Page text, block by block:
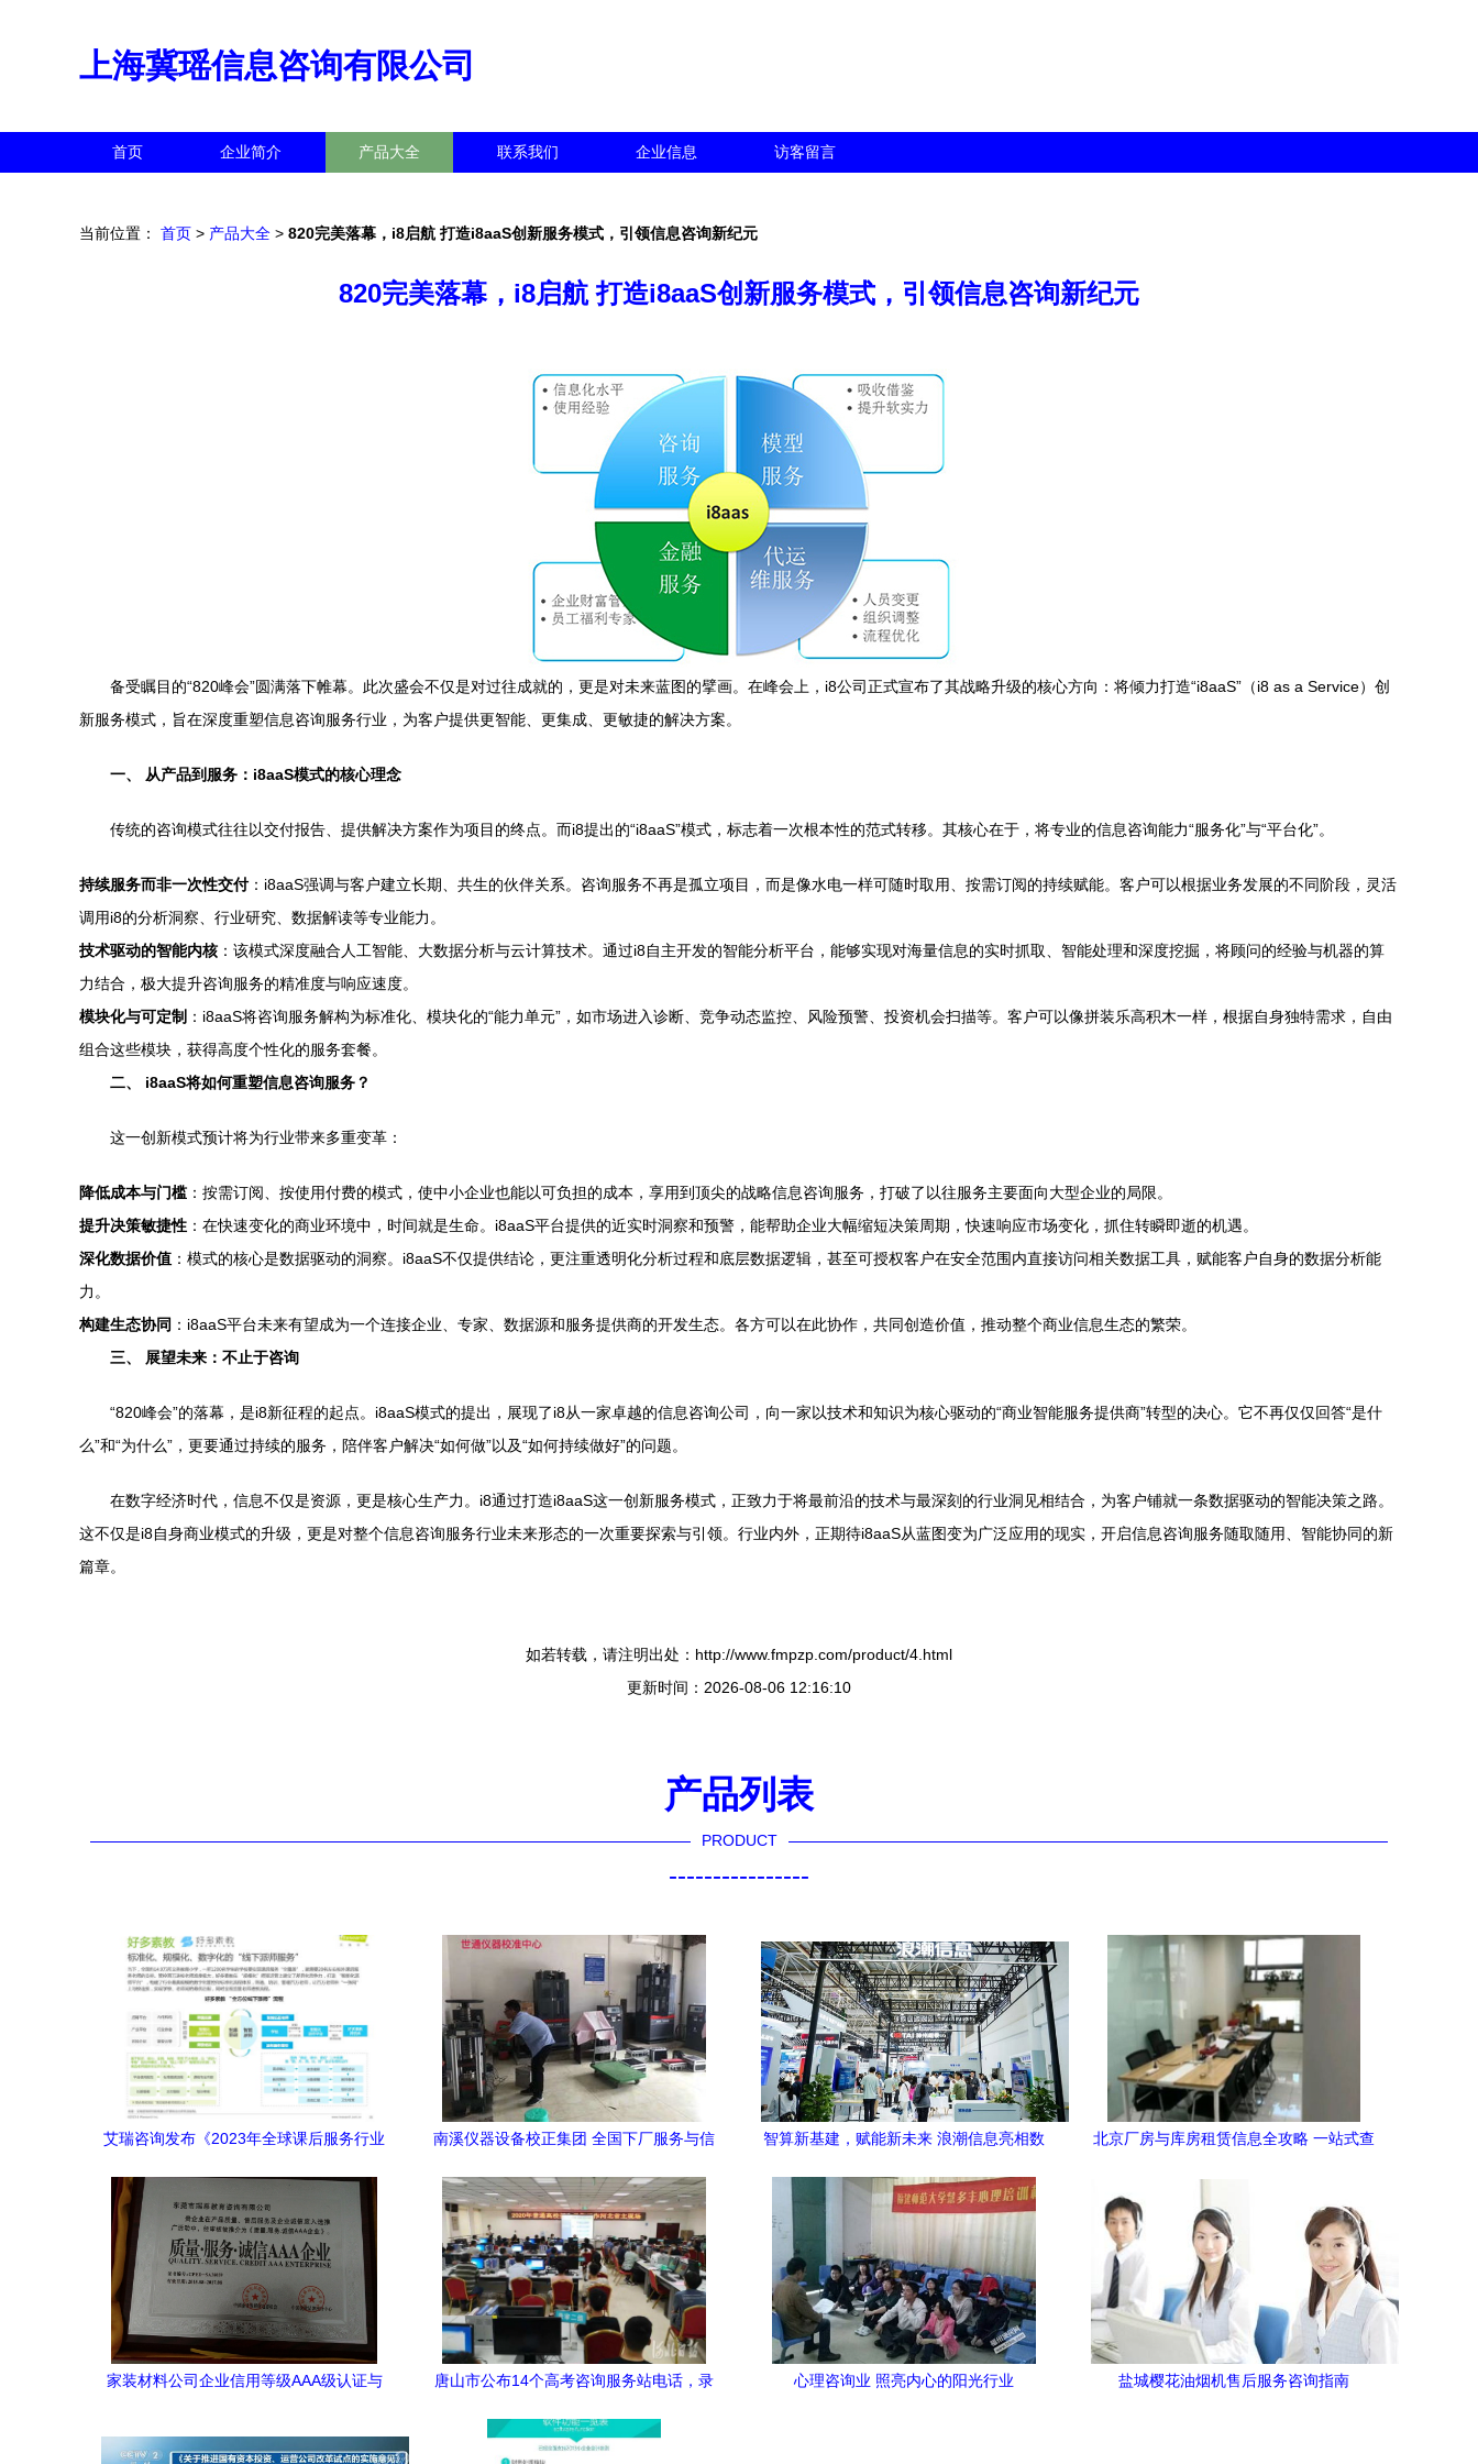
上海冀瑶信息咨询有限公司
首页 企业简介 产品大全 联系我们 企业信息 访客留言
当前位置： 首页 > 产品大全 > 820完美落幕，i8启航 打造i8aaS创新服务模式，引领信息咨询新纪元
820完美落幕，i8启航 打造i8aaS创新服务模式，引领信息咨询新纪元
备受瞩目的“820峰会”圆满落下帷幕。此次盛会不仅是对过往成就的，更是对未来蓝图的擘画。在峰会上，i8公司正式宣布了其战略升级的核心方向：将倾力打造“i8aaS”（i8 as a Service）创
新服务模式，旨在深度重塑信息咨询服务行业，为客户提供更智能、更集成、更敏捷的解决方案。
一、 从产品到服务：i8aaS模式的核心理念
传统的咨询模式往往以交付报告、提供解决方案作为项目的终点。而i8提出的“i8aaS”模式，标志着一次根本性的范式转移。其核心在于，将专业的信息咨询能力“服务化”与“平台化”。
持续服务而非一次性交付：i8aaS强调与客户建立长期、共生的伙伴关系。咨询服务不再是孤立项目，而是像水电一样可随时取用、按需订阅的持续赋能。客户可以根据业务发展的不同阶段，灵活
调用i8的分析洞察、行业研究、数据解读等专业能力。
技术驱动的智能内核 ：该模式深度融合人工智能、大数据分析与云计算技术。通过i8自主开发的智能分析平台，能够实现对海量信息的实时抓取、智能处理和深度挖掘，将顾问的经验与机器的算
力结合，极大提升咨询服务的精准度与响应速度。
模块化与可定制 ：i8aaS将咨询服务解构为标准化、模块化的“能力单元”，如市场进入诊断、竞争动态监控、风险预警、投资机会扫描等。客户可以像拼装乐高积木一样，根据自身独特需求，自由
组合这些模块，获得高度个性化的服务套餐。
二、 i8aaS将如何重塑信息咨询服务？
这一创新模式预计将为行业带来多重变革：
降低成本与门槛 ：按需订阅、按使用付费的模式，使中小企业也能以可负担的成本，享用到顶尖的战略信息咨询服务，打破了以往服务主要面向大型企业的局限。
提升决策敏捷性 ：在快速变化的商业环境中，时间就是生命。i8aaS平台提供的近实时洞察和预警，能帮助企业大幅缩短决策周期，快速响应市场变化，抓住转瞬即逝的机遇。
深化数据价值 ：模式的核心是数据驱动的洞察。i8aaS不仅提供结论，更注重透明化分析过程和底层数据逻辑，甚至可授权客户在安全范围内直接访问相关数据工具，赋能客户自身的数据分析能
力。
构建生态协同 ：i8aaS平台未来有望成为一个连接企业、专家、数据源和服务提供商的开发生态。各方可以在此协作，共同创造价值，推动整个商业信息生态的繁荣。
三、 展望未来：不止于咨询
“820峰会”的落幕，是i8新征程的起点。i8aaS模式的提出，展现了i8从一家卓越的信息咨询公司，向一家以技术和知识为核心驱动的“商业智能服务提供商”转型的决心。它不再仅仅回答“是什
么”和“为什么”，更要通过持续的服务，陪伴客户解决“如何做”以及“如何持续做好”的问题。
在数字经济时代，信息不仅是资源，更是核心生产力。i8通过打造i8aaS这一创新服务模式，正致力于将最前沿的技术与最深刻的行业洞见相结合，为客户铺就一条数据驱动的智能决策之路。
这不仅是i8自身商业模式的升级，更是对整个信息咨询服务行业未来形态的一次重要探索与引领。行业内外，正期待i8aaS从蓝图变为广泛应用的现实，开启信息咨询服务随取随用、智能协同的新
篇章。
如若转载，请注明出处：http://www.fmpzp.com/product/4.html
更新时间：2026-08-06 12:16:10
产品列表
PRODUCT
----------------
艾瑞咨询发布《2023年全球课后服务行业
南溪仪器设备校正集团 全国下厂服务与信
智算新基建，赋能新未来 浪潮信息亮相数
式
北京厂房与库房租赁信息全攻略 一站式查
家装材料公司企业信用等级AAA级认证与
唐山市公布14个高考咨询服务站电话，录
心理咨询业 照亮内心的阳光行业 盐城樱花油烟机售后服务咨询指南